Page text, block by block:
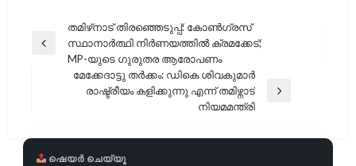
പോസ്റ്റുകളിലൂടെ
Previous
തമിഴ്‌നാട് തിരഞ്ഞെടുപ്പ്: കോൺഗ്രസ്
സ്ഥാനാർത്ഥി നിർണയത്തിൽ ക്രമക്കേട്;
MP-യുടെ ഗുരുതര ആരോപണം
മേക്കേദാട്ടു തർക്കം: ഡികെ ശിവകുമാർ
രാഷ്ട്രീയം കളിക്കുന്നു എന്ന് തമിഴ്നാട്
നിയമമന്ത്രി
ഷെയർ ചെയ്യൂ